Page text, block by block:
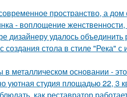
пространство, а
- воплощение женственности,
дизайнеру удалось
стола в стиле "Река" с
металлическом основании -
уютная студия площадью 22, 3